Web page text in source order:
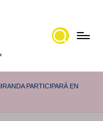
PARTICIPARÁ EN